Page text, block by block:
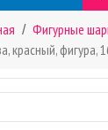
Фигурные
красный, фигура,